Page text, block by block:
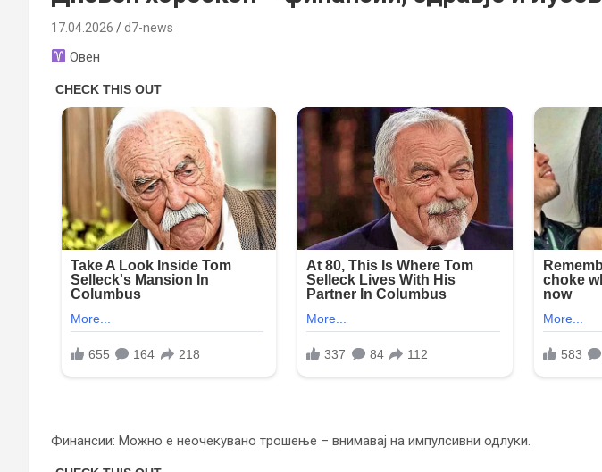
17.04.2026 d7-news
Овен
Финансии: Можно е неочекувано трошење – внимавај на импулсивни одлуки.